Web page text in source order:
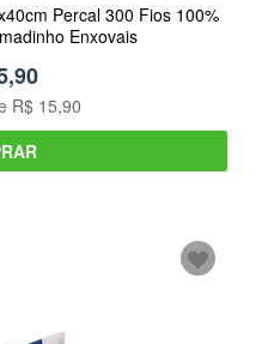
Percal 300 Fios 100%
Enxovais
R$ 15,90